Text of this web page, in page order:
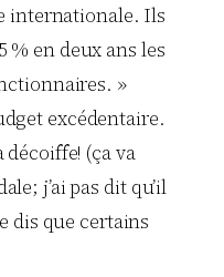
internationale. Ils
% en deux ans les
»
excédentaire.
décoiffe! (ça va
j’ai pas dit qu’il
dis que certains